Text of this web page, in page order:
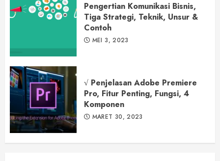
Pengertian Komunikasi Bisnis,
Tiga Strategi, Teknik, Unsur &
Contoh
MEI 3, 2023
√ Penjelasan Adobe Premiere
Pro, Fitur Penting, Fungsi, 4
Komponen
MARET 30, 2023